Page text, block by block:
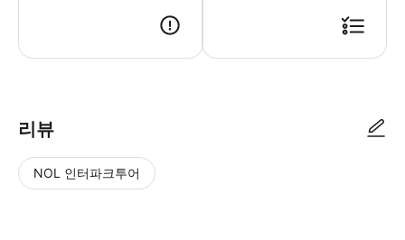
리뷰
NOL 인터파크투어